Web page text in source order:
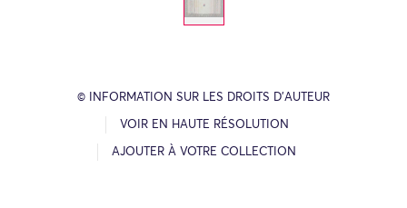
© INFORMATION SUR LES DROITS D’AUTEUR
VOIR EN HAUTE RÉSOLUTION
AJOUTER À VOTRE COLLECTION